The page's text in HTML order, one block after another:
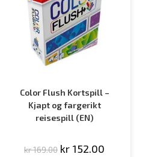
Color Flush Kortspill –
Kjapt og fargerikt
reisespill (EN)
kr169.00 kr 152.00